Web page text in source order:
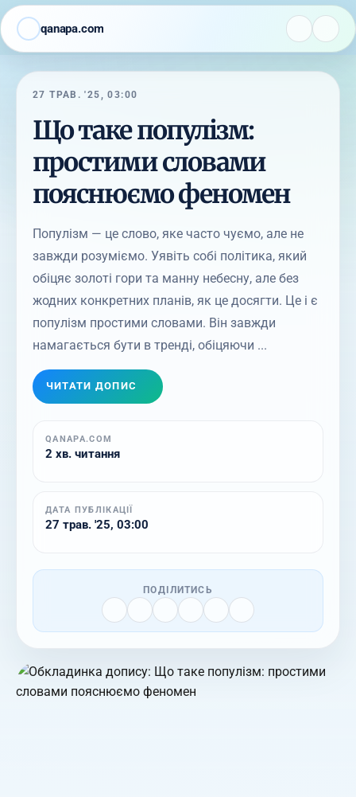
qanapa.com
27 ТРАВ. '25, 03:00
Що таке популізм:
простими словами
пояснюємо феномен
Популізм — це слово, яке часто чуємо, але не
завжди розуміємо. Уявіть собі політика, який
обіцяє золоті гори та манну небесну, але без
жодних конкретних планів, як це досягти. Це і є
популізм простими словами. Він завжди
намагається бути в тренді, обіцяючи ...
ЧИТАТИ ДОПИС
QANAPA.COM
2 хв. читання
ДАТА ПУБЛІКАЦІЇ
27 трав. '25, 03:00
ПОДІЛИТИСЬ